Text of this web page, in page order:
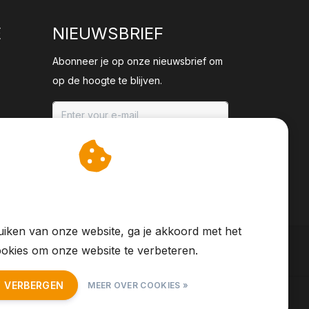
NIEUWSBRIEF
Abonneer je op onze nieuwsbrief om
op de hoogte te blijven.
ABONNEER
van onze website, ga je akkoord met het
om onze website te verbeteren.
MEER OVER COOKIES »